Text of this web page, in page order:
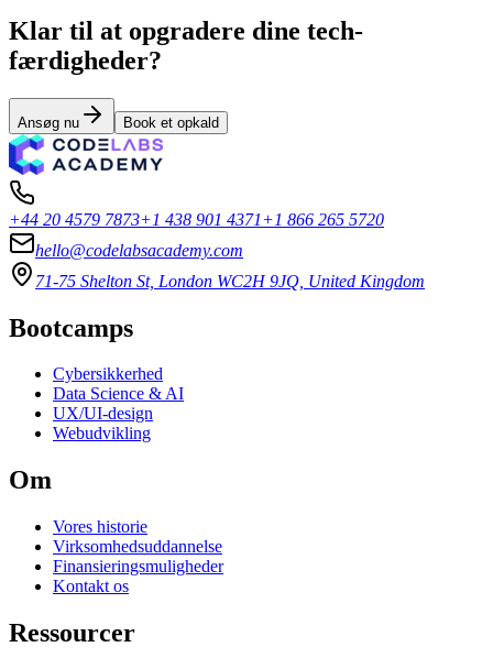
Klar til at opgradere dine tech-
færdigheder?
Ansøg nu Book et opkald
+44 20 4579 7873+1 438 901 4371+1 866 265 5720
hello@codelabsacademy.com
71-75 Shelton St, London WC2H 9JQ, United Kingdom
Bootcamps
Cybersikkerhed
Data Science & AI
UX/UI-design
Webudvikling
Om
Vores historie
Virksomhedsuddannelse
Finansieringsmuligheder
Kontakt os
Ressourcer